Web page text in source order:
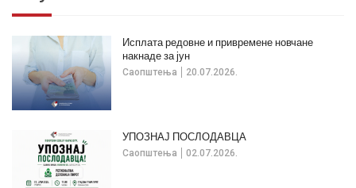
Саопштења 20.07.2026.
Исплата редовне и привремене новчане
накнаде за јун
Саопштења 02.07.2026.
УПОЗНАЈ ПОСЛОДАВЦА